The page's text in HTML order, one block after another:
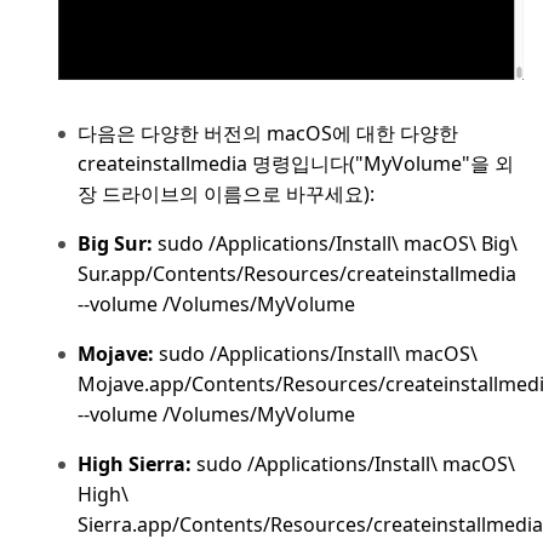
다음은 다양한 버전의 macOS에 대한 다양한
createinstallmedia 명령입니다("MyVolume"을 외
장 드라이브의 이름으로 바꾸세요):
Big Sur: sudo /Applications/Install\ macOS\ Big\
Sur.app/Contents/Resources/createinstallmedia
--volume /Volumes/MyVolume
Mojave: sudo /Applications/Install\ macOS\
Mojave.app/Contents/Resources/
--volume /Volumes/MyVolume
High Sierra: sudo /Applications/Install\ macOS\
High\
Sierra.app/Contents/Resources/createinstallmedia